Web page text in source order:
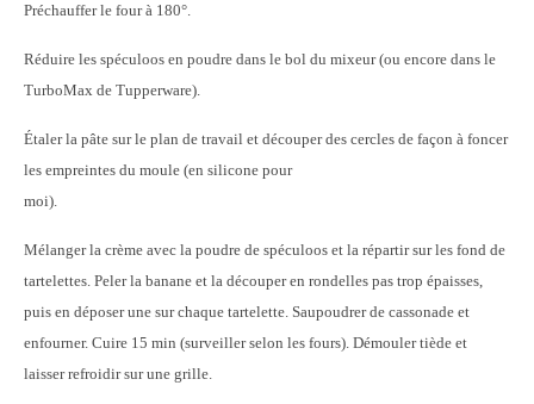
Préchauffer le four à 180°.
Réduire les spéculoos en poudre dans le bol du mixeur (ou encore dans le
TurboMax de Tupperware).
Étaler la pâte sur le plan de travail et découper des cercles de façon à foncer
les empreintes du moule (en silicone pour
moi).
Mélanger la crème avec la poudre de spéculoos et la répartir sur les fond de
tartelettes. Peler la banane et la découper en rondelles pas trop épaisses,
puis en déposer une sur chaque tartelette. Saupoudrer de cassonade et
enfourner. Cuire 15 min (surveiller selon les fours). Démouler tiède et
laisser refroidir sur une grille.